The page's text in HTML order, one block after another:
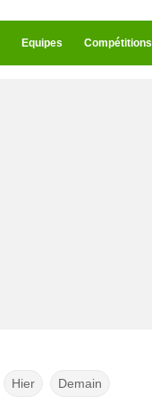
Equipes Compétitions
Hier Demain